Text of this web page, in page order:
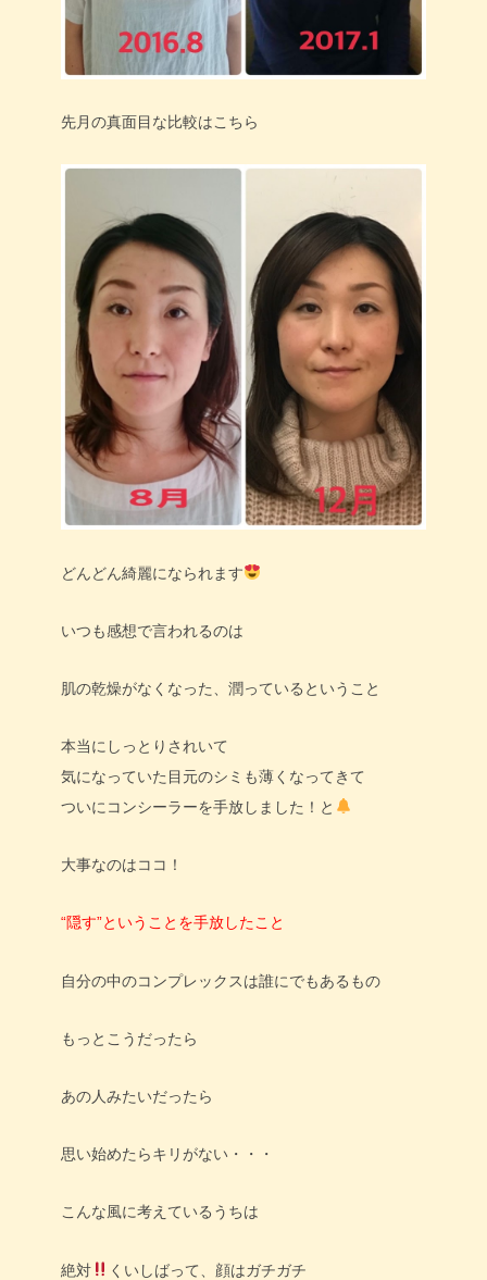
先月の真面目な比較はこちら
どんどん綺麗になられます
いつも感想で言われるのは
肌の乾燥がなくなった、潤っているということ
本当にしっとりされいて
気になっていた目元のシミも薄くなってきて
ついにコンシーラーを手放しました！と
大事なのはココ！
“隠す”ということを手放したこと
自分の中のコンプレックスは誰にでもあるもの
もっとこうだったら
あの人みたいだったら
思い始めたらキリがない・・・
こんな風に考えているうちは
絶対 くいしばって、顔はガチガチ